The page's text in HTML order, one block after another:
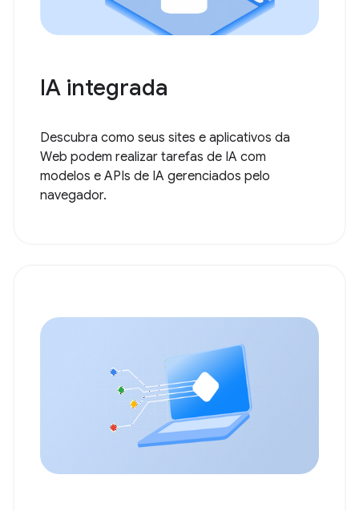
IA integrada
Descubra como seus sites e aplicativos da
Web podem realizar tarefas de IA com
modelos e APIs de IA gerenciados pelo
navegador.